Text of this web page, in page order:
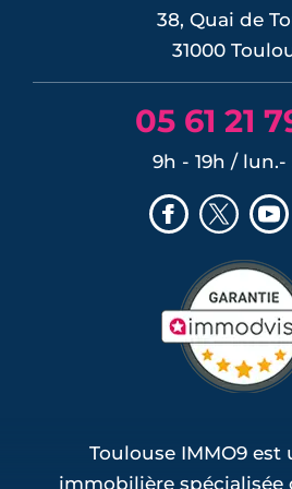
38, Quai de
31000
05 61 21
9h - 19h / lun.-
Toulouse IMMO9 est
immobilière spécialisée